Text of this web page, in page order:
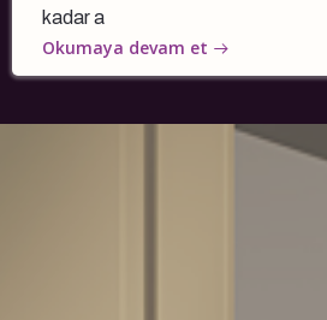
kadar a
Okumaya devam et